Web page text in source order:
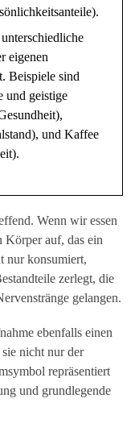
eigenen
Beispiele sind
und geistige
und Kaffee
Wenn wir essen
Körper auf, das ein
nur konsumiert,
zerlegt, die
gelangen.
ebenfalls einen
nicht nur der
repräsentiert
und grundlegende